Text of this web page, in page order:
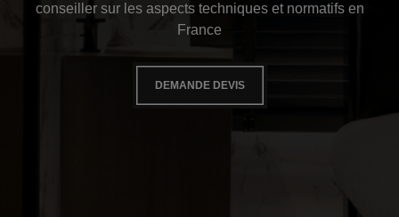
conseiller sur les aspects techniques et normatifs en
France
DEMANDE DEVIS